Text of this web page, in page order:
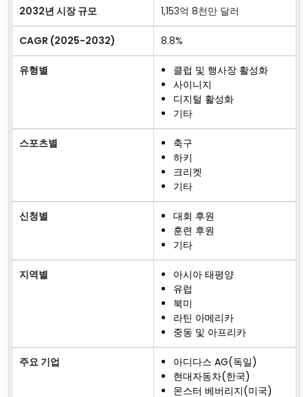
2032년 시장 규모 1,153억 8천만 달러
CAGR (2025-2032) 8.8%
유형별
클럽 및 행사장 활성화
사이니지
디지털 활성화
기타
스포츠별
축구
하키
크리켓
기타
신청별
대회 후원
훈련 후원
기타
지역별
아시아 태평양
유럽
북미
라틴 아메리카
중동 및 아프리카
주요 기업
아디다스 AG(독일)
현대자동차(한국)
몬스터 베버리지(미국)